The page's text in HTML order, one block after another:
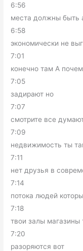
6:56
места должны быть
6:58
экономически не
7:01
конечно там А
7:05
задирают но
7:07
смотрите все
7:09
недвижимость ты
7:11
нет друзья в
7:14
потока людей
7:18
твои залы магазины
7:20
разоряются вот